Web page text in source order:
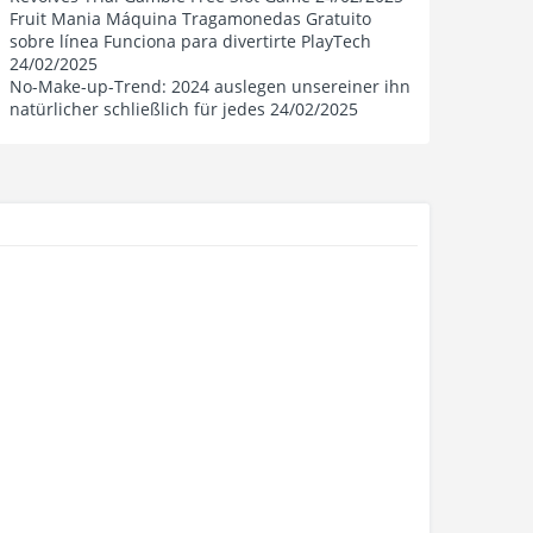
-12V
0.3A (3.6W)
5Vsb
3A (15W)
Fruit Mania Máquina Tragamonedas Gratuito
sobre línea Funciona para divertirte PlayTech
24/02/2025
No-Make-up-Trend: 2024 auslegen unsereiner ihn
natürlicher schließlich für jedes 24/02/2025